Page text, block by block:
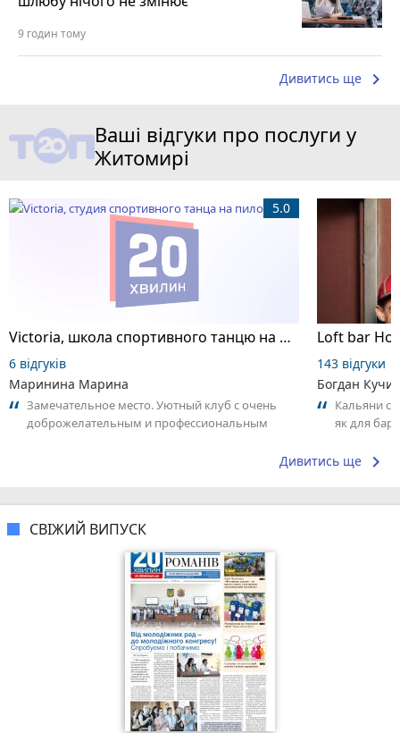
9 годин тому
Дивитись ще keyboard_arrow_right
Ваші відгуки про послуги у
Житомирі
Victoria, школа спортивного танцю на пілоні
5.0
6 відгуків
Маринина Марина
Замечательное место. Уютный клуб с очень
доброжелательным и профессиональным
Loft bar
143 відгуки
Богдан
Кальяни
як для
Дивитись ще keyboard_arrow_right
СВІЖИЙ ВИПУСК